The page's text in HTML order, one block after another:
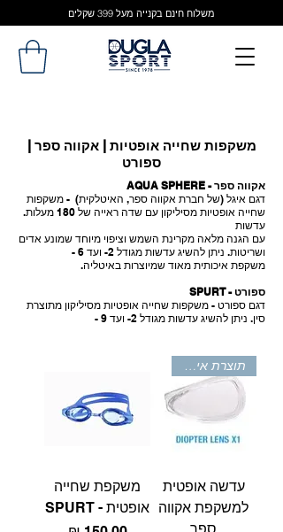
משלוח חינם בקנייה מעל 399 שקלים
משקפות שחייה אופטיות | אקווה ספר |
ספורט
אקווה ספר - AQUA SPHERE
דגם איגל (של חברת אקווה ספר, האיטלקית) - משקפות
שחייה אופטיות מסיליקון עם שדה ראייה של 180 מעלות.
עדשות
עם הגנה מלאה מקרינת השמש וציפוי מיוחד שמונע אדים
ושריטות. ניתן להשיג עדשות מגודל 2- ועד 6 -
משקפת איכותית מאוד שמיוצרות באיטליה.
ספורט - SPURT
דגם ספורט - משקפות שחייה אופטיות מסיליקון מתוצרת
סין. ניתן להשיג עדשות מגודל 2- ועד 9 -
תוצרת איטליה
עדשה אופטית
למשקפת אקווה
משקפת שחייה
אופטית - SPURT